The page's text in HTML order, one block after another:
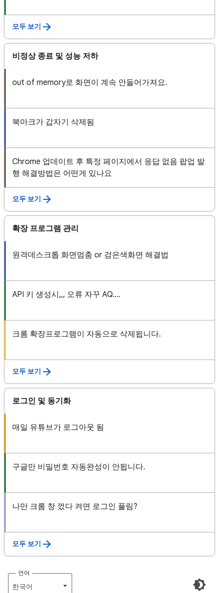
모두 보기
비정상 종료 및 성능 저하
out of memory로 화면이 계속 안들어가져요.
북마크가 갑자기 삭제됨
Chrome 업데이트 후 특정 페이지에서 응답 없음 팝업 발
행 해결방법은 어떤게 있나요
모두 보기
확장 프로그램 관리
원격데스크톱 화면멈춤 or 검은색화면 해결법
API 키 생성시,,, 오류 자꾸 AQ....
크롬 확장프로그램이 자동으로 삭제됩니다.
모두 보기
로그인 및 동기화
매일 유튜브가 로그아웃 됨
구글만 비밀번호 자동완성이 안됩니다.
나만 크롬 창 껐다 켜면 로그인 풀림?
모두 보기
언어
한국어‎